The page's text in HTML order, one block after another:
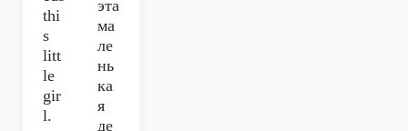
thi
s
litt
le
gir
l.
эта
ма
ле
нь
ка
я
де